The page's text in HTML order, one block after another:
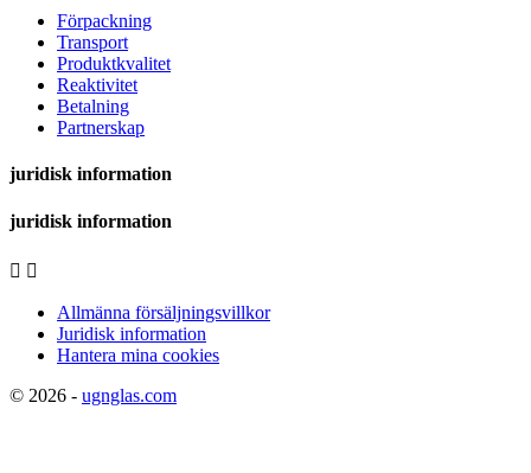
Förpackning
Transport
Produktkvalitet
Reaktivitet
Betalning
Partnerskap
juridisk information
juridisk information
 
Allmänna försäljningsvillkor
Juridisk information
Hantera mina cookies
© 2026 - ugnglas.com